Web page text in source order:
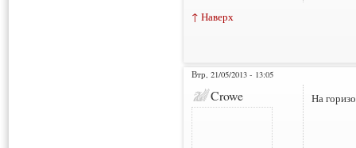
↑ Наверх
Втр, 21/05/2013 - 13:05
Crowe На